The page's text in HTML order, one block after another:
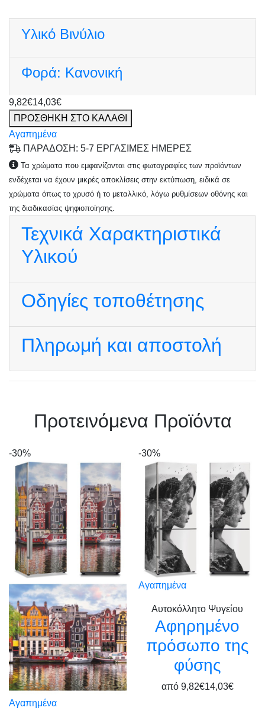
Υλικό Βινύλιο
Φορά: Κανονική
9,82€14,03€
ΠΡΟΣΘΗΚΗ ΣΤΟ ΚΑΛΑΘΙ
Αγαπημένα
ΠΑΡΑΔΟΣΗ: 5-7 ΕΡΓΑΣΙΜΕΣ ΗΜΕΡΕΣ
Τα χρώματα που εμφανίζονται στις φωτογραφίες των προϊόντων
ενδέχεται να έχουν μικρές αποκλίσεις στην εκτύπωση, ειδικά σε
χρώματα όπως το χρυσό ή το μεταλλικό, λόγω ρυθμίσεων οθόνης και
της διαδικασίας ψηφιοποίησης.
Τεχνικά Χαρακτηριστικά
Υλικού
Οδηγίες τοποθέτησης
Πληρωμή και αποστολή
Πρoτεινόμενα Προϊόντα
-30%
Αγαπημένα
-30%
Αγαπημένα
Αυτοκόλλητο Ψυγείου
Αφηρημένο
πρόσωπο της
φύσης
από 9,82€14,03€